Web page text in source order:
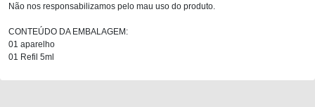
Não nos responsabilizamos pelo mau uso do produto.
CONTEÚDO DA EMBALAGEM:
01 aparelho
01 Refil 5ml